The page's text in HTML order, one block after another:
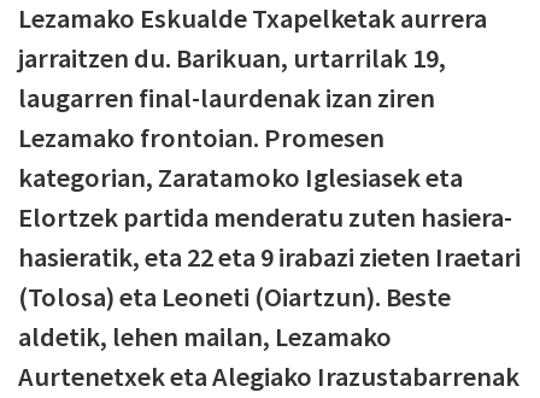
Lezamako Eskualde Txapelketak aurrera
jarraitzen du. Barikuan, urtarrilak 19,
laugarren final-laurdenak izan ziren
Lezamako frontoian. Promesen
kategorian, Zaratamoko Iglesiasek eta
Elortzek partida menderatu zuten hasiera-
hasieratik, eta 22 eta 9 irabazi zieten Iraetari
(Tolosa) eta Leoneti (Oiartzun). Beste
aldetik, lehen mailan, Lezamako
Aurtenetxek eta Alegiako Irazustabarrenak